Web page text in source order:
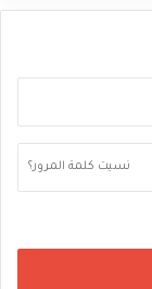
نسيت كلمة المرور؟